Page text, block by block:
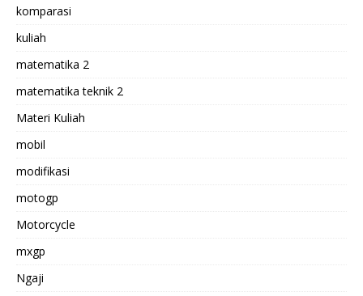
komparasi
kuliah
matematika 2
matematika teknik 2
Materi Kuliah
mobil
modifikasi
motogp
Motorcycle
mxgp
Ngaji